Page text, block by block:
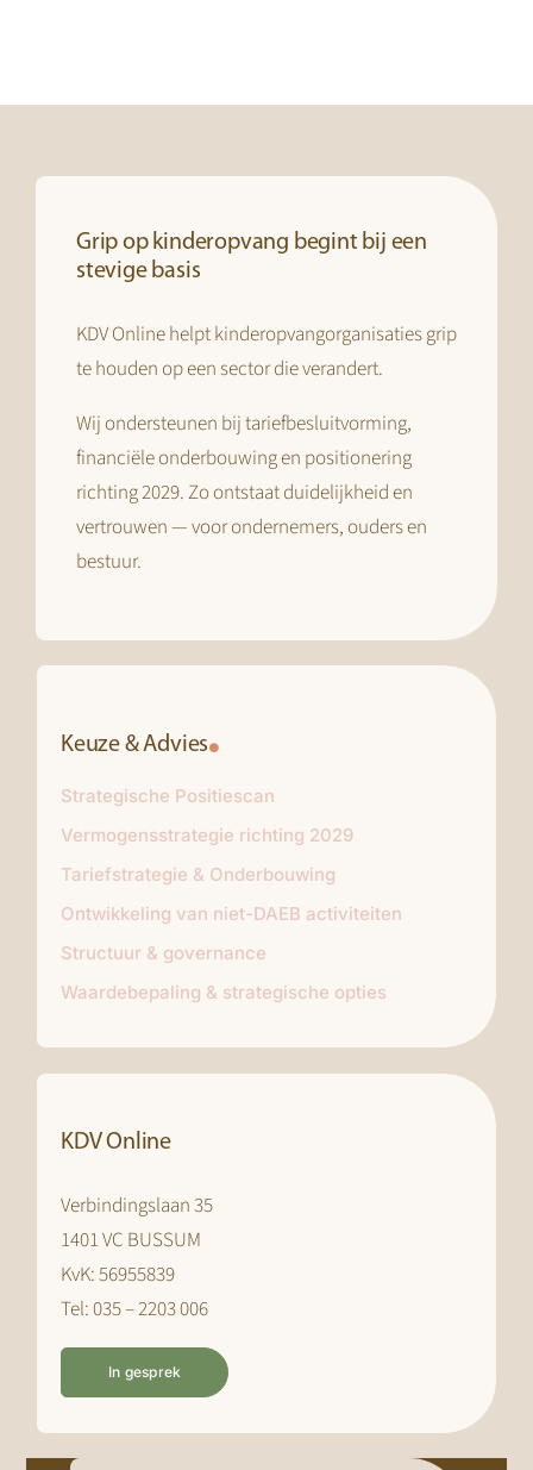
Grip op kinderopvang begint bij een
stevige basis
KDV Online helpt kinderopvangorganisaties grip
te houden op een sector die verandert.
Wij ondersteunen bij tariefbesluitvorming,
financiële onderbouwing en positionering
richting 2029. Zo ontstaat duidelijkheid en
vertrouwen — voor ondernemers, ouders en
bestuur.
Keuze & Advies
Strategische Positiescan
Vermogensstrategie richting 2029
Tariefstrategie & Onderbouwing
Ontwikkeling van niet-DAEB activiteiten
Structuur & governance
Waardebepaling & strategische opties
KDV Online
Verbindingslaan 35
1401 VC BUSSUM
KvK: 56955839
Tel: 035 – 2203 006
In gesprek